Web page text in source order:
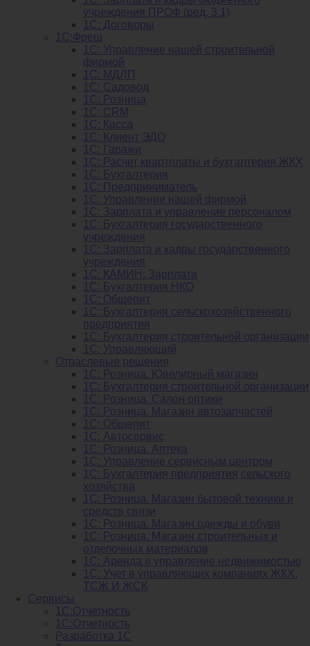
учреждения ПРОФ (ред. 3.1)
1С: Договоры
1С:Фреш
1С: Управление нашей строительной
фирмой
1С: МДЛП
1С: Садовод
1С: Розница
1C: CRM
1C: Касса
1С: Клиент ЭДО
1С: Гаражи
1C: Расчет квартплаты и бухгалтерия ЖКХ
1C: Бухгалтерия
1C: Предприниматель
1C: Управление нашей фирмой
1C: Зарплата и управление персоналом
1C: Бухгалтерия государственного
учреждения
1C: Зарплата и кадры государственного
учреждения
1C: КАМИН: Зарплата
1C: Бухгалтерия НКО
1С: Общепит
1С: Бухгалтерия сельскохозяйст­венного
предприятия
1С: Бухгалтерия строительной организации
1С: Управляющий
Отраслевые решения
1С: Розница. Ювелирный магазин
1С: Бухгалтерия строительной организации
1С: Розница. Салон оптики
1С: Розница. Магазин автозапчастей
1C: Общепит
1С: Автосервис
1С: Розница. Аптека
1С: Управление сервисным центром
1С: Бухгалтерия предприятия сельского
хозяйства
1С: Розница. Магазин бытовой техники и
средств связи
1С: Розница. Магазин одежды и обуви
1С: Розница. Магазин строительных и
отделочных материалов
1С: Аренда и управление недвижимостью
1C: Учет в управляющих компаниях ЖКХ,
ТСЖ И ЖСК
Сервисы
1С:Отчетность
1С:Отчетность
Разработка 1С